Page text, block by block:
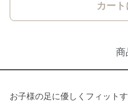
カー
商
お子様の足に優しくフィット